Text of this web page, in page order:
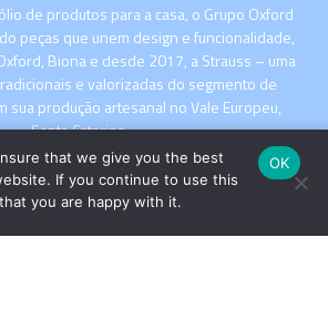
de produtos para a casa, o Grupo Oxford
peças que unem design e funcionalidade,
Biona e desde 2017, a Strauss – uma
e valorizadas do segmento de
sua produção artesanal no Vale Europeu,
Santa Catarina.
that we give you the best
If you continue to use this
you are happy with it.
OK